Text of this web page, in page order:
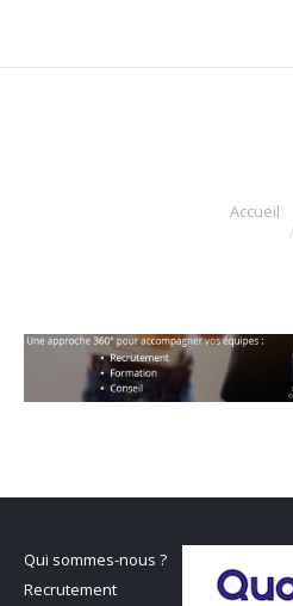
Accueil
Qui sommes-nous ?
Recrutement